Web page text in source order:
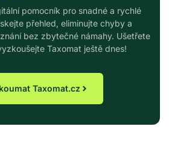
pomocník pro snadné a rychlé
přehled, eliminujte chyby a
bez zbytečné námahy. Ušetřete
Taxomat ještě dnes!
Taxomat.cz